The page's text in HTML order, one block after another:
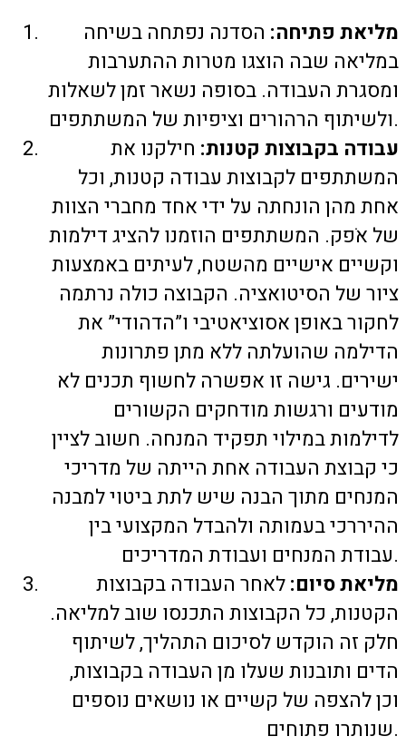
מליאת פתיחה: הסדנה נפתחה בשיחה
במליאה שבה הוצגו מטרות ההתערבות
ומסגרת העבודה. בסופה נשאר זמן לשאלות
ולשיתוף הרהורים וציפיות של המשתתפים.
עבודה בקבוצות קטנות: חילקנו את
המשתתפים לקבוצות עבודה קטנות, וכל
אחת מהן הונחתה על ידי אחד מחברי הצוות
של אֹפק. המשתתפים הוזמנו להציג דילמות
וקשיים אישיים מהשטח, לעיתים באמצעות
ציור של הסיטואציה. הקבוצה כולה נרתמה
לחקור באופן אסוציאטיבי ו”הדהודי” את
הדילמה שהועלתה ללא מתן פתרונות
ישירים. גישה זו אפשרה לחשוף תכנים לא
מודעים ורגשות מודחקים הקשורים
לדילמות במילוי תפקיד המנחה. חשוב לציין
כי קבוצת העבודה אחת הייתה של מדריכי
המנחים מתוך הבנה שיש לתת ביטוי למבנה
ההיררכי בעמותה ולהבדל המקצועי בין
עבודת המנחים ועבודת המדריכים.
מליאת סיום:לאחר העבודה בקבוצות
הקטנות, כל הקבוצות התכנסו שוב למליאה.
חלק זה הוקדש לסיכום התהליך, לשיתוף
הדים ותובנות שעלו מן העבודה בקבוצות,
וכן להצפה של קשיים או נושאים נוספים
שנותרו פתוחים.